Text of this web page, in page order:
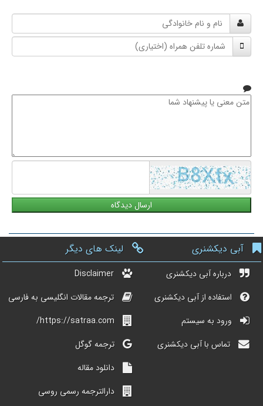
و
نام
خانوادگی
شماره
تلفن
متن
آبی دیکشنری
درباره آبی دیکشنری
استفاده از آبی دیکشنری
ورود به سیستم
تماس با آبی دیکشنری
لینک های دیگر
Disclaimer
ترجمه مقالات انگلیسی به فارسی
https://satraa.com/
ترجمه گوگل
دانلود مقاله
دارالترجمه رسمی روسی